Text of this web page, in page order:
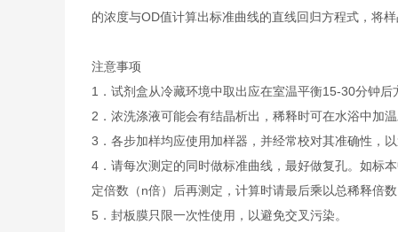
的浓度与OD值计算出标准曲线的直线回归方程式，将
注意事项
1．试剂盒从冷藏环境中取出应在室温平衡15-30分钟
2．浓洗涤液可能会有结晶析出，稀释时可在水浴中加
3．各步加样均应使用加样器，并经常校对其准确性，
4．请每次测定的同时做标准曲线，最好做复孔。如标
定倍数（n倍）后再测定，计算时请最后乘以总稀释倍
5．封板膜只限一次性使用，以避免交叉污染。